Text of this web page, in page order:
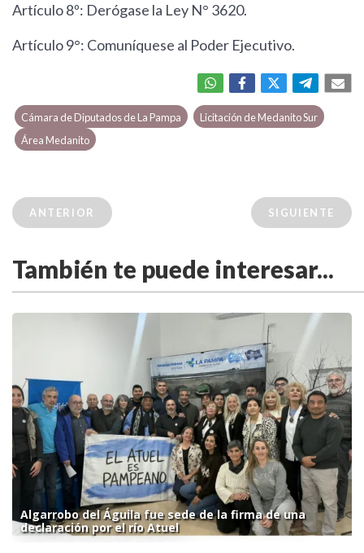
Artículo 8º: Derógase la Ley N° 3620.
Artículo 9°: Comuníquese al Poder Ejecutivo.
Cámara de Diputados de La Pampa
Licitación de Medanito Sur
Área Medanito
ANTERIOR SIGUIENTE
También te puede interesar...
Algarrobo del Águila fue sede de la firma de una
declaración por el río Atuel